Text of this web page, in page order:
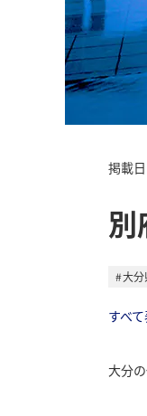
掲載
別
大分
すべ
大分